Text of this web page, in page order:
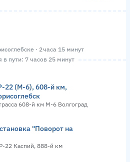
· 2 часа 15 минут
пути: 7 часов 25 минут
22 (М-6), 608-й км,
608-й км М-6 Волгоград
"Поворот на
22 Каспий, 888-й км